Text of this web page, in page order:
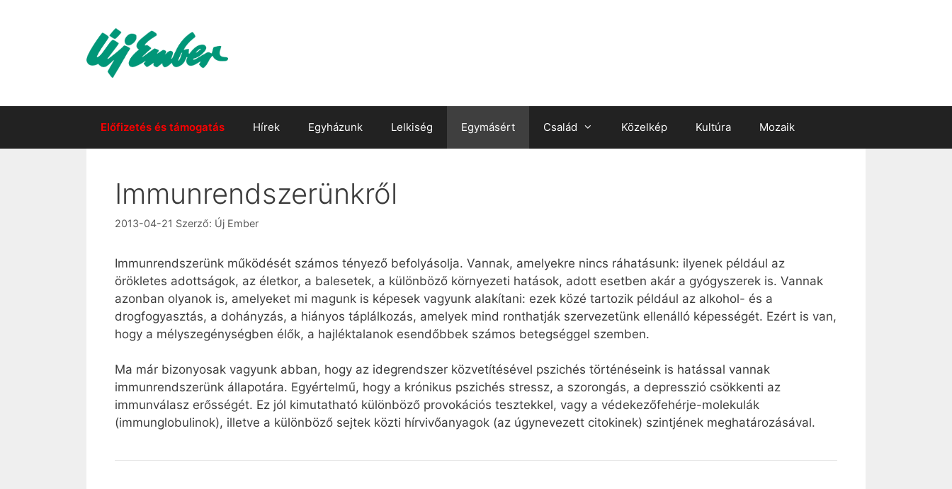
Előfizetés és támogatás Hírek Egyházunk Lelkiség Egymásért Család Közelkép Kultúra Mozaik
Immunrendszerünkről
2013-04-21 Szerző: Új Ember
Immunrendszerünk működését számos tényező befolyásolja. Vannak, amelyekre nincs ráhatásunk: ilyenek például az
örökletes adottságok, az életkor, a balesetek, a különböző környezeti hatások, adott esetben akár a gyógyszerek is. Vannak
azonban olyanok is, amelyeket mi magunk is képesek vagyunk alakítani: ezek közé tartozik például az alkohol- és a
drogfogyasztás, a dohányzás, a hiányos táplálkozás, amelyek mind ronthatják szervezetünk ellenálló képességét. Ezért is van,
hogy a mélyszegénységben élők, a hajléktalanok esendőbbek számos betegséggel szemben.
Ma már bizonyosak vagyunk abban, hogy az idegrendszer közvetítésével pszichés történéseink is hatással vannak
immunrendszerünk állapotára. Egyértelmű, hogy a krónikus pszichés stressz, a szorongás, a depresszió csökkenti az
immunválasz erősségét. Ez jól kimutatható különböző provokációs tesztekkel, vagy a védekezőfehérje-molekulák
(immunglobulinok), illetve a különböző sejtek közti hírvivőanyagok (az úgynevezett citokinek) szintjének meghatározásával.